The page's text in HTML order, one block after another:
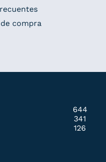
compra
644
341
126